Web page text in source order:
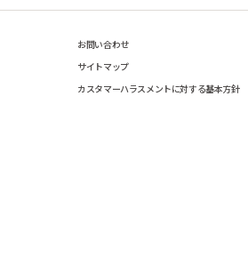
お問い合わせ
サイトマップ
カスタマーハラスメントに対する基本方針